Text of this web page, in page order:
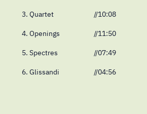
3. Quartet
4. Openings
5. Spectres
6. Glissandi
//10:08
//11:50
//07:49
//04:56